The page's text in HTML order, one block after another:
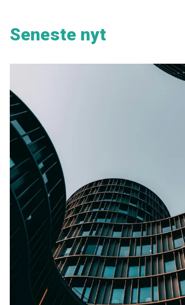
Seneste nyt